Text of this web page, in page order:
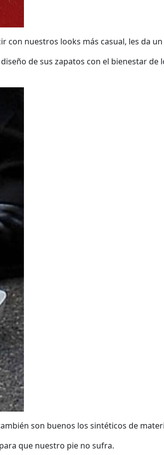
nuestros looks más casual, les da
de sus zapatos con el bienestar de
son buenos los sintéticos de
que nuestro pie no sufra.